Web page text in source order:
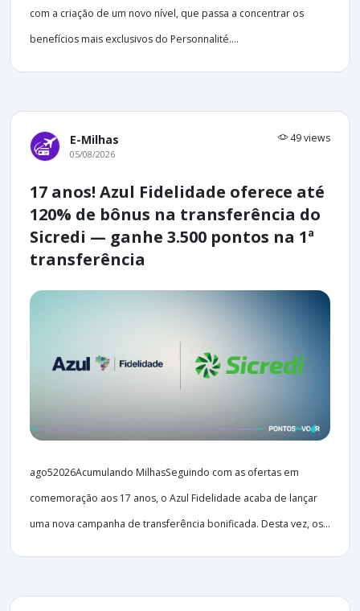
com a criação de um novo nível, que passa a concentrar os
benefícios mais exclusivos do Personnalité....
E-Milhas 49 views
05/08/2026
17 anos! Azul Fidelidade oferece até
120% de bônus na transferência do
Sicredi — ganhe 3.500 pontos na 1ª
transferência
ago52026Acumulando MilhasSeguindo com as ofertas em
comemoração aos 17 anos, o Azul Fidelidade acaba de lançar
uma nova campanha de transferência bonificada. Desta vez, os...